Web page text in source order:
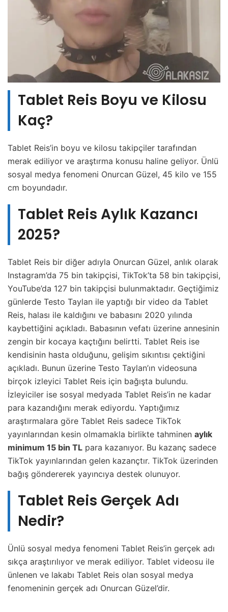
Tablet Reis Boyu ve Kilosu
Kaç?
Tablet Reis’in boyu ve kilosu takipçiler tarafından
merak ediliyor ve araştırma konusu haline geliyor. Ünlü
sosyal medya fenomeni Onurcan Güzel, 45 kilo ve 155
cm boyundadır.
Tablet Reis Aylık Kazancı
2025?
Tablet Reis bir diğer adıyla Onurcan Güzel, anlık olarak
Instagram’da 75 bin takipçisi, TikTok’ta 58 bin takipçisi,
YouTube’da 127 bin takipçisi bulunmaktadır. Geçtiğimiz
günlerde Testo Taylan ile yaptığı bir video da Tablet
Reis, halası ile kaldığını ve babasını 2020 yılında
kaybettiğini açıkladı. Babasının vefatı üzerine annesinin
zengin bir kocaya kaçtığını belirtti. Tablet Reis ise
kendisinin hasta olduğunu, gelişim sıkıntısı çektiğini
açıkladı. Bunun üzerine Testo Taylan’ın videosuna
birçok izleyici Tablet Reis için bağışta bulundu.
İzleyiciler ise sosyal medyada Tablet Reis’in ne kadar
para kazandığını merak ediyordu. Yaptığımız
araştırmalara göre Tablet Reis sadece TikTok
yayınlarından kesin olmamakla birlikte tahminen aylık
minimum 15 bin TL para kazanıyor. Bu kazanç sadece
TikTok yayınlarından gelen kazançtır. TikTok üzerinden
bağış göndererek yayıncıya destek olunuyor.
Tablet Reis Gerçek Adı
Nedir?
Ünlü sosyal medya fenomeni Tablet Reis’in gerçek adı
sıkça araştırılıyor ve merak ediliyor. Tablet videosu ile
ünlenen ve lakabı Tablet Reis olan sosyal medya
fenomeninin gerçek adı Onurcan Güzel’dir.